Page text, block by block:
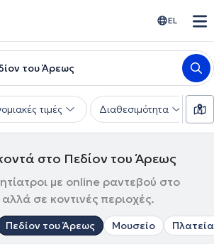
EL
του Άρεως
τιμές Διαθεσιμότητα
στο Πεδίον του Άρεως
με online ραντεβού στο
σε κοντινές περιοχές.
Πεδίον του Άρεως Μουσείο